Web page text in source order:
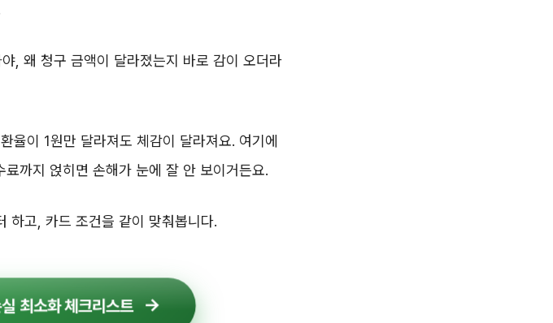
, 왜 청구 금액이 달라졌는지 바로 감이 오더라
율이 1원만 달라져도 체감이 달라져요. 여기에
까지 얹히면 손해가 눈에 잘 안 보이거든요.
하고, 카드 조건을 같이 맞춰봅니다.
최소화 체크리스트